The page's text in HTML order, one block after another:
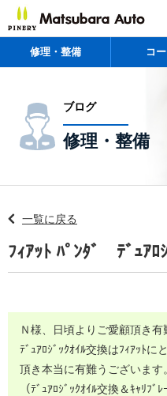
修理・整備 コ
ブログ
修理・整備
一覧に戻る
ﾌｨｱｯﾄ ﾊﾟﾝﾀﾞ ﾃﾞｭｱﾛ
Ｎ様、日頃よりご愛顧頂き有
ﾃﾞｭｱﾛｼﾞｯｸｵｲﾙ交換はﾌｨｱｯﾄに
頂き本当に有難うございます。
（ﾃﾞｭｱﾛｼﾞｯｸｵｲﾙ交換＆ｷｬﾘﾌ